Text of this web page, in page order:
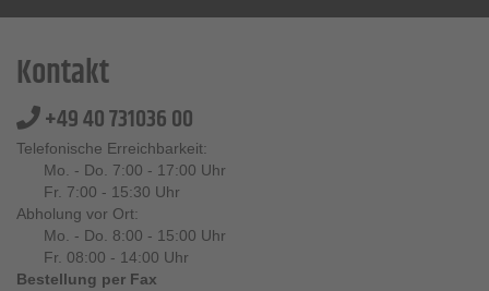
Kontakt
+49 40 731036 00
Telefonische Erreichbarkeit:
Mo. - Do. 7:00 - 17:00 Uhr
Fr. 7:00 - 15:30 Uhr
Abholung vor Ort:
Mo. - Do. 8:00 - 15:00 Uhr
Fr. 08:00 - 14:00 Uhr
Bestellung per Fax